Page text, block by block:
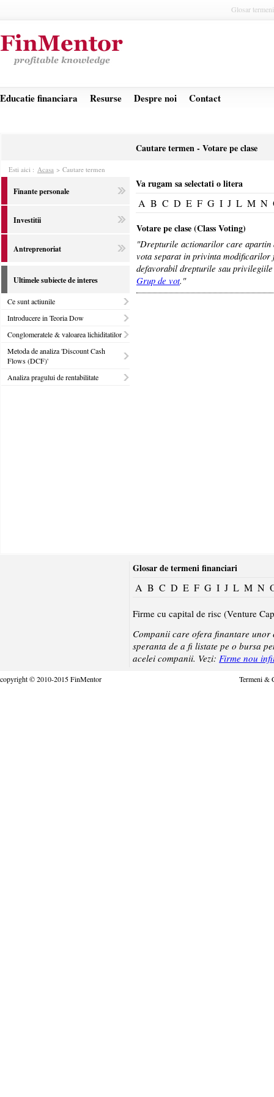
Glosar
Educatie financiara Resurse Despre noi Contact
Cautare termen - Votare pe clase
Esti aici : Acasa > Cautare termen
Finante personale
Investitii
Antreprenoriat
Ultimele subiecte de interes
Ce sunt actiunile
Introducere in Teoria Dow
Conglomeratele & valoarea lichiditatilor
Metoda de analiza 'Discount Cash
Flows (DCF)'
Analiza pragului de rentabilitate
Va rugam sa selectati o litera
A B C D E F G I J L M N
Votare pe clase (Class Voting)
"Drepturile actionarilor care apartin
vota separat in privinta modificarilor
defavorabil drepturile sau
Grup de vot."
Glosar de termeni financiari
A B C D E F G I J L M N
Firme cu capital de risc (Venture
Companii care ofera finantare
speranta de a fi listate pe o bursa
acelei companii. Vezi: Firme nou
copyright © 2010-2015 FinMentor Termeni &